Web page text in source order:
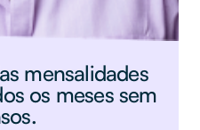
mensalidades
os meses sem